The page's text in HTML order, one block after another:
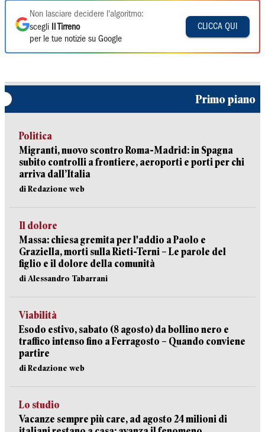
Non lasciare decidere l'algoritmo:
scegli
Il Tirreno
per le tue notizie su Google
CLICCA QUI
Primo piano
Politica
Migranti, nuovo scontro Roma-Madrid: in Spagna
subito controlli a frontiere, aeroporti e porti per chi
arriva dall’Italia
di Redazione web
Il dolore
Massa: chiesa gremita per l'addio a Paolo e
Graziella, morti sulla Rieti-Terni – Le parole del
figlio e il dolore della comunità
di Alessandro Tabarrani
Viabilità
Esodo estivo, sabato (8 agosto) da bollino nero e
traffico intenso fino a Ferragosto – Quando conviene
partire
di Redazione web
Lo studio
Vacanze sempre più care, ad agosto 24 milioni di